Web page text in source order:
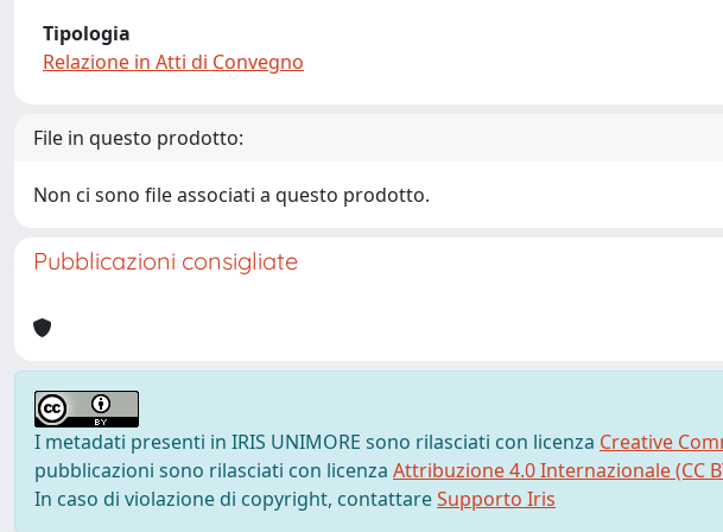
Tipologia
Relazione in Atti di Convegno
File in questo prodotto:
Non ci sono file associati a questo prodotto.
Pubblicazioni consigliate
I metadati presenti in IRIS UNIMORE sono rilasciati con licenza Creative
pubblicazioni sono rilasciati con licenza Attribuzione 4.0 Internazionale (CC
In caso di violazione di copyright, contattareSupporto Iris